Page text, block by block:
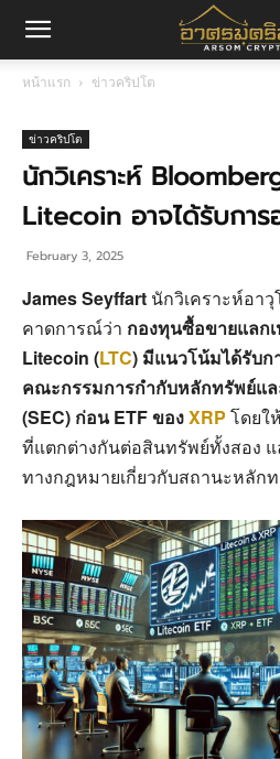
มค
ปโต
หน้าแรก ข่าวคริปโต
ข่าวคริปโต
นักวิเคราะห์
Litecoin อาจได้รับกา
February 3, 2025
James Seyffart นักวิเคราะห์อาวุ
คาดการณ์ว่า กองทุนซื้อขายแลก
Litecoin (LTC) มีแนวโน้มได้รับ
คณะกรรมการกำกับหลักทรัพย์แ
(SEC) ก่อน ETF ของXRP โดยใ
ที่แตกต่างกันต่อสินทรัพย์ทั้งสอง
ทางกฎหมายเกี่ยวกับสถานะหลัก